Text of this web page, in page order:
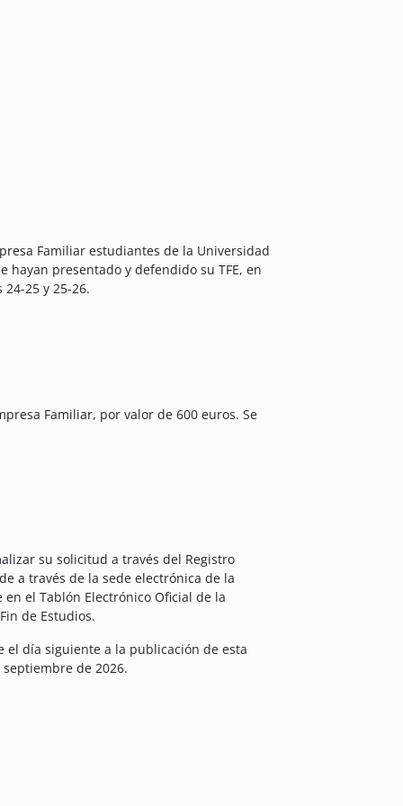
Familiar estudiantes de la Universidad
presentado y defendido su TFE, en
25 y 25-26.
Familiar, por valor de 600 euros. Se
su solicitud a través del Registro
a través de la sede electrónica de la
el Tablón Electrónico Oficial de la
de Estudios.
el día siguiente a la publicación de esta
de 2026.